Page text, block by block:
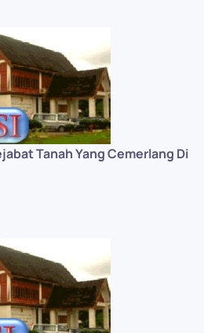
Tanah Yang Cemerlang Di